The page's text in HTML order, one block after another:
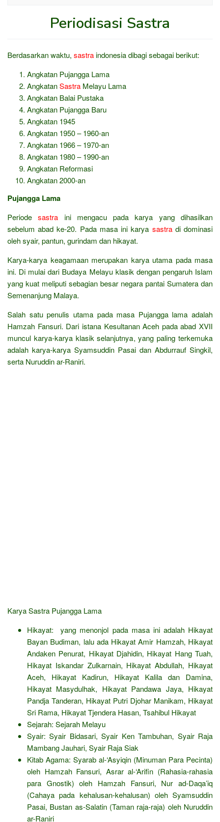
Periodisasi Sastra
pada
September
Berdasarkan waktu, sastraindonesia dibagi sebagai berikut:
Angkatan Pujangga Lama
AngkatanSastra Melayu Lama
Angkatan Balai Pustaka
Angkatan Pujangga Baru
Angkatan 1945
Angkatan 1950 – 1960-an
Angkatan 1966 – 1970-an
Angkatan 1980 – 1990-an
Angkatan Reformasi
Angkatan 2000-an
Pujangga Lama
Periodesastra ini mengacu pada karya yang dihasilkan
sebelum abad ke-20. Pada masa ini karya sastradi dominasi
oleh syair, pantun, gurindam dan hikayat.
Karya-karya keagamaan merupakan karya utama pada masa
ini. Di mulai dari Budaya Melayu klasik dengan pengaruh Islam
yang kuat meliputi sebagian besar negara pantai Sumatera dan
Semenanjung Malaya.
Salah satu penulis utama pada masa Pujangga lama adalah
Hamzah Fansuri. Dari istana Kesultanan Aceh pada abad XVII
muncul karya-karya klasik selanjutnya, yang paling terkemuka
adalah karya-karya Syamsuddin Pasai dan Abdurrauf Singkil,
serta Nuruddin ar-Raniri.
Karya Sastra Pujangga Lama
Hikayat: yang menonjol pada masa ini adalah Hikayat
Bayan Budiman, lalu ada Hikayat Amir Hamzah, Hikayat
Andaken Penurat, Hikayat Djahidin, Hikayat Hang Tuah,
Hikayat Iskandar Zulkarnain, Hikayat Abdullah, Hikayat
Aceh, Hikayat Kadirun, Hikayat Kalila dan Damina,
Hikayat Masydulhak, Hikayat Pandawa Jaya, Hikayat
Pandja Tanderan, Hikayat Putri Djohar Manikam, Hikayat
Sri Rama, Hikayat Tjendera Hasan, Tsahibul Hikayat
Sejarah: Sejarah Melayu
Syair: Syair Bidasari, Syair Ken Tambuhan, Syair Raja
Mambang Jauhari, Syair Raja Siak
Kitab Agama: Syarab al-‘Asyiqin (Minuman Para Pecinta)
oleh Hamzah Fansuri, Asrar al-‘Arifin (Rahasia-rahasia
para Gnostik) oleh Hamzah Fansuri, Nur ad-Daqa’iq
(Cahaya pada kehalusan-kehalusan) oleh Syamsuddin
Pasai, Bustan as-Salatin (Taman raja-raja) oleh Nuruddin
ar-Raniri